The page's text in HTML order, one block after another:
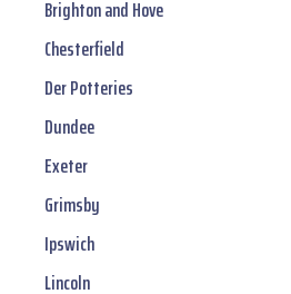
Brighton and Hove
Chesterfield
Der Potteries
Dundee
Exeter
Grimsby
Ipswich
Lincoln